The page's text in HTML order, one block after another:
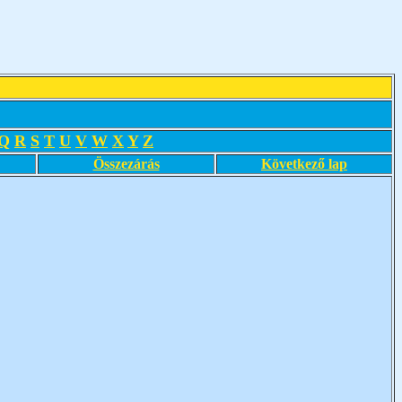
R S T U V W X Y Z
Összezárás Következő lap